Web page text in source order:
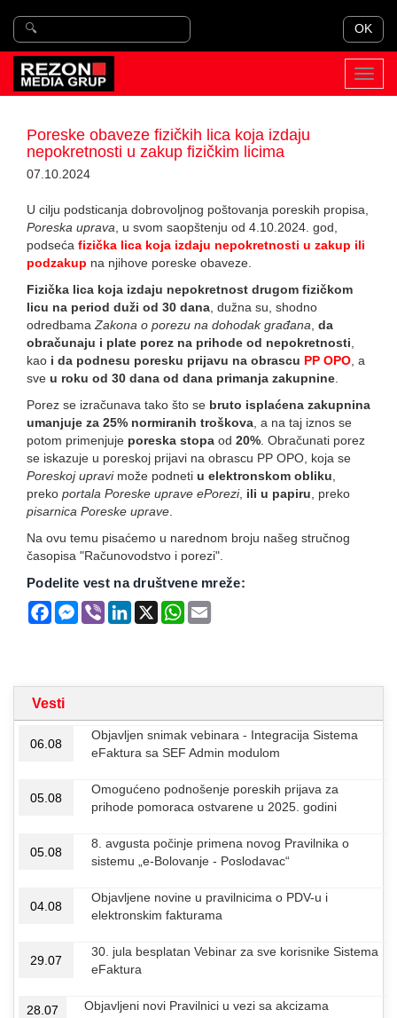
OK
Poreske obaveze fizičkih lica koja izdaju
nepokretnosti u zakup fizičkim licima
07.10.2024
U cilju podsticanja dobrovoljnog poštovanja poreskih propisa,
Poreska uprava , u svom saopštenju od 4.10.2024. god,
podseća fizička lica koja izdaju nepokretnosti u zakup ili
podzakup na njihove poreske obaveze.
Fizička lica koja izdaju nepokretnost drugom fizičkom
licu na period duži od 30 dana , dužna su, shodno
odredbama Zakona o porezu na dohodak građana da
obračunaju i plate porez na prihode od nepokretnosti
kao i da podnesu poresku prijavu na obrascu PP OPO , a
sve u roku od 30 dana od dana primanja zakupnine
Porez se izračunava tako što se bruto isplaćena zakupnina
umanjuje za 25% normiranih troškova , a na taj iznos se
potom primenjuje poreska stopa od 20% . Obračunati porez
se iskazuje u poreskoj prijavi na obrascu PP OPO, koja se
Poreskoj upravimože podneti u elektronskom obliku
preko portala Poreske uprave ePorezi, ili u papiru , preko
pisarnica Poreske uprave
Na ovu temu pisaćemo u narednom broju našeg stručnog
časopisa "Računovodstvo i porezi".
Podelite vest na društvene mreže:
FacebookMessenger
Viber LinkedIn
X WhatsApp
Vesti
06.08
Objavljen snimak vebinara - Integracija Sistema
eFaktura sa SEF Admin modulom
05.08
Omogućeno podnošenje poreskih prijava za
prihode pomoraca ostvarene u 2025. godini
05.08
8. avgusta počinje primena novog Pravilnika o
sistemu „e-Bolovanje - Poslodavac“
04.08
Objavljene novine u pravilnicima o PDV-u i
elektronskim fakturama
29.07
30. jula besplatan Vebinar za sve korisnike Sistema
eFaktura
28.07 Objavljeni novi Pravilnici u vezi sa akcizama